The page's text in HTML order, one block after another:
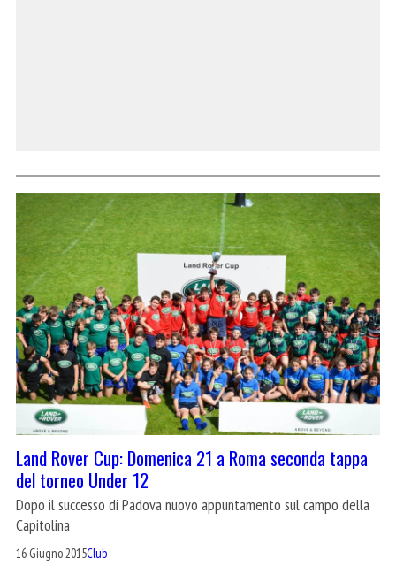
Land Rover Cup: Domenica 21 a Roma seconda tappa
del torneo Under 12
Dopo il successo di Padova nuovo appuntamento sul campo della
Capitolina
16 Giugno 2015Club